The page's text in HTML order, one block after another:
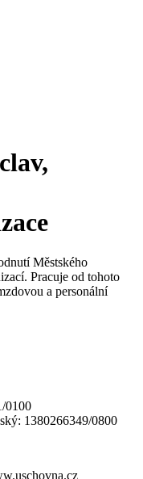
Městského
Pracuje od tohoto
a personální
0100
1380266349/0800